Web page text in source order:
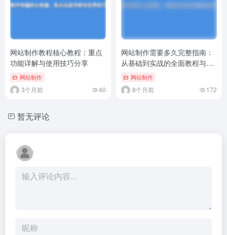
网站制作教程核心教程：重点
功能详解与使用技巧分享
网站制作
3个月前 40
网站制作需要多久完整指南：
从基础到实战的全面教程与实
用技巧网站制作
8个月前 172
暂无评论